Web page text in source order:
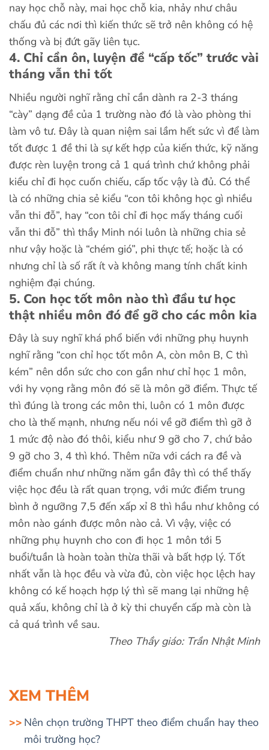
nay học chỗ này, mai học chỗ kia, nhảy như châu
chấu đủ các nơi thì kiến thức sẽ trở nên không có hệ
thống và bị đứt gãy liên tục.
4. Chỉ cần ôn, luyện đề “cấp tốc” trước vài
tháng vẫn thi tốt
Nhiều người nghĩ rằng chỉ cần dành ra 2-3 tháng
“cày” dạng đề của 1 trường nào đó là vào phòng thi
làm vô tư. Đây là quan niệm sai lầm hết sức vì để làm
tốt được 1 đề thi là sự kết hợp của kiến thức, kỹ năng
được rèn luyện trong cả 1 quá trình chứ không phải
kiểu chỉ đi học cuốn chiếu, cấp tốc vậy là đủ. Có thể
là có những chia sẻ kiểu “con tôi không học gì nhiều
vẫn thi đỗ”, hay “con tôi chỉ đi học mấy tháng cuối
vẫn thi đỗ” thì thầy Minh nói luôn là những chia sẻ
như vậy hoặc là “chém gió”, phi thực tế; hoặc là có
nhưng chỉ là số rất ít và không mang tính chất kinh
nghiệm đại chúng.
5. Con học tốt môn nào thì đầu tư học
thật nhiều môn đó để gỡ cho các môn kia
Đây là suy nghĩ khá phổ biến với những phụ huynh
nghĩ rằng “con chỉ học tốt môn A, còn môn B, C thì
kém” nên dồn sức cho con gần như chỉ học 1 môn,
với hy vọng rằng môn đó sẽ là môn gỡ điểm. Thực tế
thì đúng là trong các môn thi, luôn có 1 môn được
cho là thế mạnh, nhưng nếu nói về gỡ điểm thì gỡ ở
1 mức độ nào đó thôi, kiểu như 9 gỡ cho 7, chứ bảo
9 gỡ cho 3, 4 thì khó. Thêm nữa với cách ra đề và
điểm chuẩn như những năm gần đây thì có thể thấy
việc học đều là rất quan trọng, với mức điểm trung
bình ở ngưỡng 7,5 đến xấp xỉ 8 thì hầu như không có
môn nào gánh được môn nào cả. Vì vậy, việc có
những phụ huynh cho con đi học 1 môn tới 5
buổi/tuần là hoàn toàn thừa thãi và bất hợp lý. Tốt
nhất vẫn là học đều và vừa đủ, còn việc học lệch hay
không có kế hoạch hợp lý thì sẽ mang lại những hệ
quả xấu, không chỉ là ở kỳ thi chuyển cấp mà còn là
cả quá trình về sau.
Theo Thầy giáo: Trần Nhật Minh
XEM THÊM
Nên chọn trường THPT theo điểm chuẩn hay theo
môi trường học?